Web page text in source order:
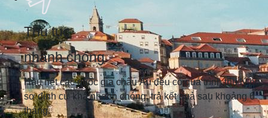
Thủ tục
nhanh chóng
Hầu hết các quốc gia châu Âu đều có quá trình thụ lý hồ
sơ định cư khá nhanh chóng, trả kết quả sau khoảng 6
tháng.